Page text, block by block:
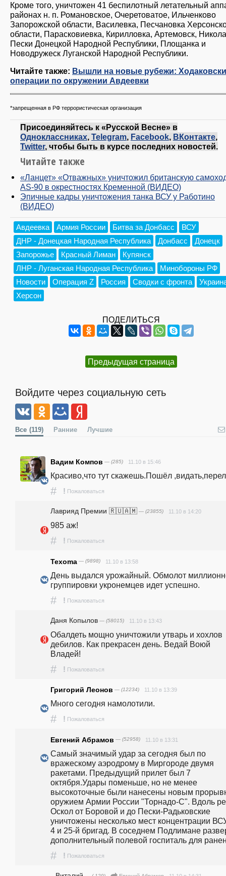
Кроме того, уничтожен 41 беспилотный летательный
районах н. п. Романовское, Очеретоватое, Ильченково
Запорожской области, Василевка, Песчановка
области, Парасковиевка, Кирилловка, Артемовск,
Пески Донецкой Народной Республики, Площанка и
Новодружеск Луганской Народной Республики.
Читайте также: Вышли на новые рубежи:
операции по окружении Авдеевки
*запрещенная в РФ террористическая организация
Присоединяйтесь к «Русской Весне» в
Одноклассниках, Telegram, Facebook, ВКонтакте,
Twitter, чтобы быть в курсе последних новостей.
Читайте также
«Ланцет» «Отважных» уничтожил британскую
AS-90 в окрестностях Кременной (ВИДЕО)
Эпичные кадры уничтожения танка ВСУ у Работино
(ВИДЕО)
Авдеевка Армия России Битва за Донбасс
ВСУ
ДНР - Донецкая Народная Республика
Донбасс
Донецк
Запорожье
Красный Лиман
Купянск
ЛНР - Луганская Народная Республика
Минобороны РФ
Новости
Операция Z Россия Сводки с фронта
Херсон
ПОДЕЛИТЬСЯ
Предыдущая страница
Войдите через социальную сеть
Все (119) Ранние Лучшие
Вадим Компов — (285) 11.10 в 15:46
Красиво,что тут скажешь.Пошёл
# ! Пожаловаться
Лаврияд Премии 🇷🇺🇦🇲 — (23855) 11.10 в 14:20
985 аж!
# ! Пожаловаться
Texoma — (9898) 11.10 в 13:58
День выдался урожайный. Обмолот
группировки укронемцев идет успешно.
# ! Пожаловаться
Даня Копылов — (58015) 11.10 в 13:43
Обалдеть мощно уничтожили утварь и хохлов
дебилов. Как прекрасен день. Ведай Воюй
Владей!
# ! Пожаловаться
Григорий Леонов — (12234) 11.10 в 13:39
Много сегодня намолотили.
# ! Пожаловаться
Евгений Абрамов — (52958) 11.10 в 13:31
Самый значимый удар за сегодня был по
вражескому аэродрому в Миргороде двумя
ракетами. Предыдущий прилет был 7
октября.Удары поменьше, но не менее
высокоточные были нанесены новым
оружием Армии России "Торнадо-С". Вдоль
Оскол от Боровой и до Пески-Радьковские
уничтожены несколько мест концентрации
4 и 25-й бригад. В соседнем Подлимане
дополнительный полевой госпиталь для
# ! Пожаловаться